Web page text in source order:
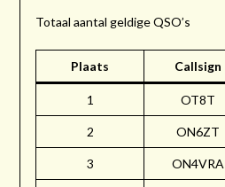
Totaal aantal geldige QSO’s
Plaats Callsign
1 OT8T
2 ON6ZT
3 ON4VRA